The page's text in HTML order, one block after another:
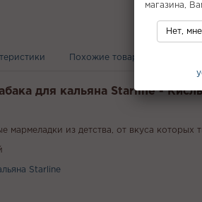
Похожие товары С этим
для кальяна Starline -
мармеладки из детства, от вкуса которых
Starline
магазина,
Нет,